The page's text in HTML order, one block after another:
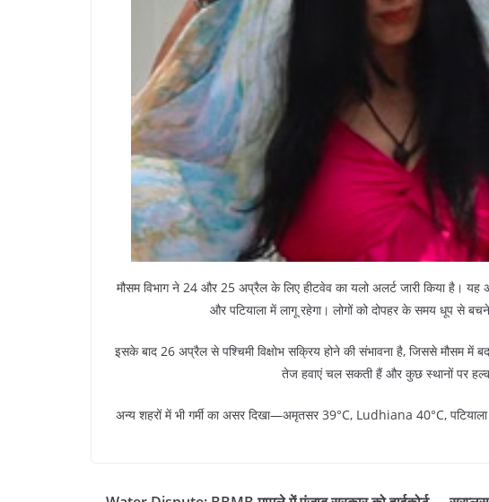
मौसम विभाग ने 24 और 25 अप्रैल के लिए हीटवेव का यलो अलर्ट जारी किया है। यह
और पटियाला में लागू रहेगा। लोगों को दोपहर के समय धूप से
इसके बाद 26 अप्रैल से पश्चिमी विक्षोभ सक्रिय होने की संभावना है, जिससे मौसम में
तेज हवाएं चल सकती हैं और कुछ स्थानों पर
अन्य शहरों में भी गर्मी का असर दिखा—अमृतसर 39°C, Ludhiana 40°C,